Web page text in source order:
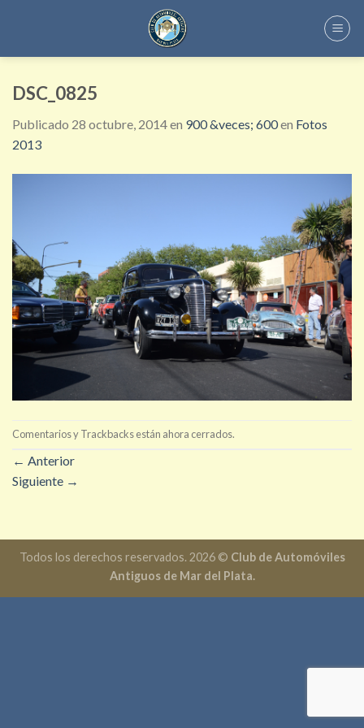
DSC_0825
Publicado 28 octubre, 2014en 900 &veces; 600en Fotos
2013
Comentarios y Trackbacks están ahora cerrados.
← Anterior
Siguiente →
Todos los derechos reservados. 2026 © Club de Automóviles
Antiguos de Mar del Plata.